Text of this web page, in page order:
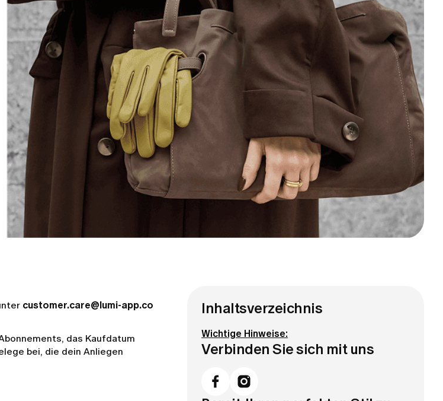
customer.care@lumi-app.co
das Kaufdatum
bei, die dein Anliegen
Inhaltsverzeichnis
Wichtige Hinweise:
Verbinden Sie sich mit uns